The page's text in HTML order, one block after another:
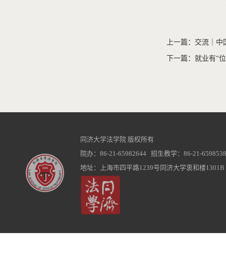
上一篇：交流｜
下一篇：就业有“
同济大学法学院 版权所有
院办：86-21-65982644 招生教学：86-21-
地址：上海市四平路1239号同济大学衷和楼1301B